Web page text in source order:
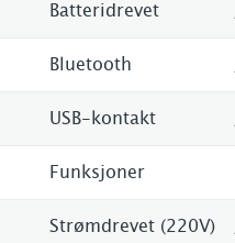
Batteridrevet
Bluetooth
USB-kontakt
Funksjoner
Strømdrevet (220V)